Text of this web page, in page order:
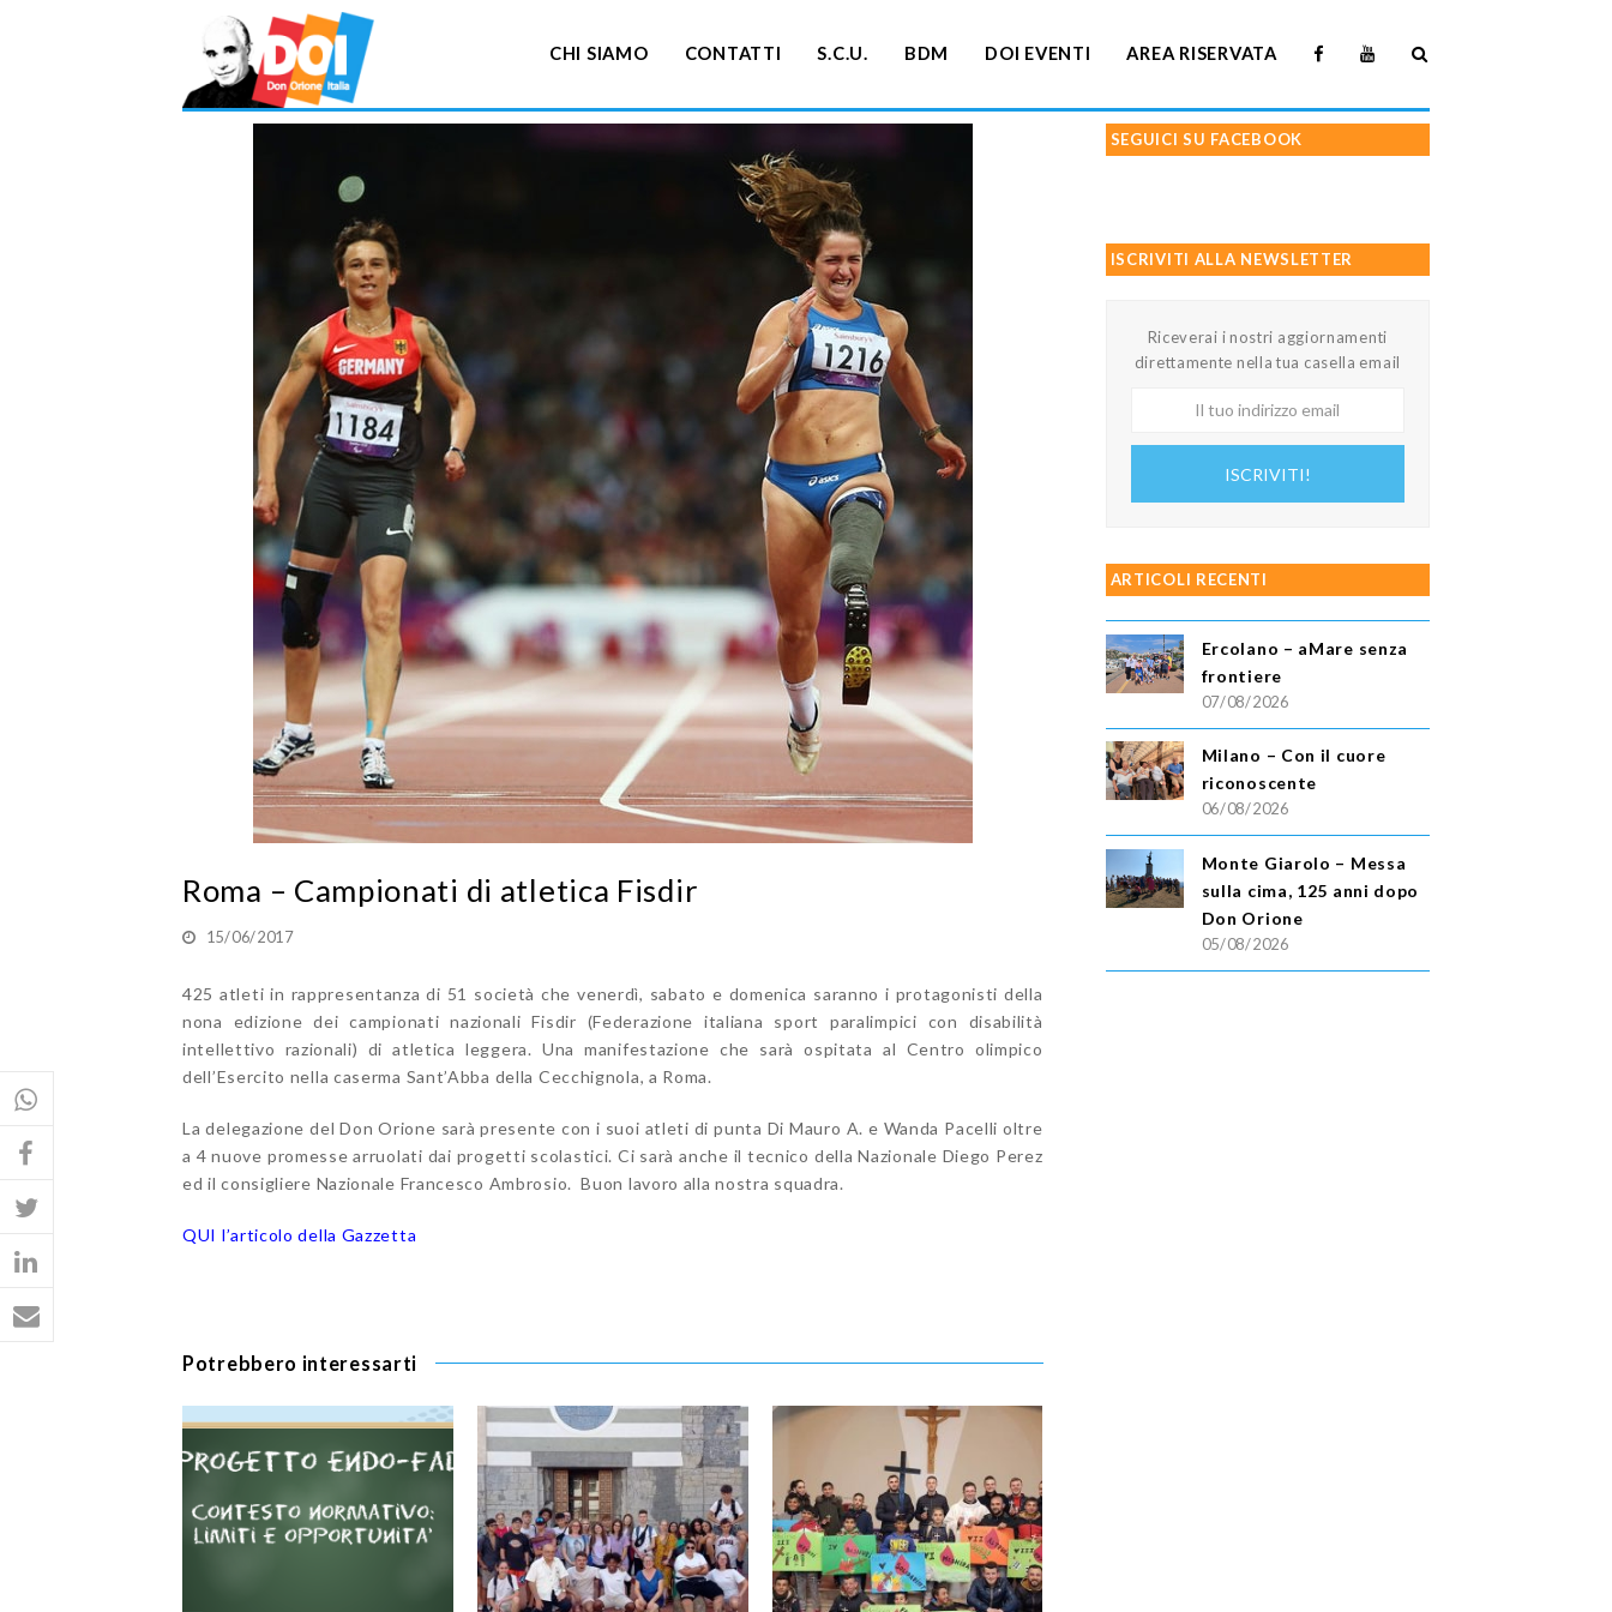
CHI SIAMO CONTATTI S.C.U. BDM DOI EVENTI AREA RISERVATA
Roma – Campionati di atletica Fisdir
15/06/2017
425 atleti in rappresentanza di 51 società che venerdì, sabato e domenica saranno i protagonisti della
nona edizione dei campionati nazionali Fisdir (Federazione italiana sport paralimpici con disabilità
intellettivo razionali) di atletica leggera. Una manifestazione che sarà ospitata al Centro olimpico
dell’Esercito nella caserma Sant’Abba della Cecchignola, a Roma.
La delegazione del Don Orione sarà presente con i suoi atleti di punta Di Mauro A. e Wanda Pacelli oltre
a 4 nuove promesse arruolati dai progetti scolastici. Ci sarà anche il tecnico della Nazionale Diego Perez
ed il consigliere Nazionale Francesco Ambrosio. Buon lavoro alla nostra squadra.
QUI l’articolo della Gazzetta
Potrebbero interessarti
SEGUICI SU FACEBOOK
ISCRIVITI ALLA NEWSLETTER
Riceverai i nostri aggiornamenti
direttamente nella tua casella email
ISCRIVITI!
ARTICOLI RECENTI
Ercolano – aMare senza
frontiere
07/08/2026
Milano – Con il cuore
riconoscente
06/08/2026
Monte Giarolo – Messa
sulla cima, 125 anni dopo
Don Orione
05/08/2026